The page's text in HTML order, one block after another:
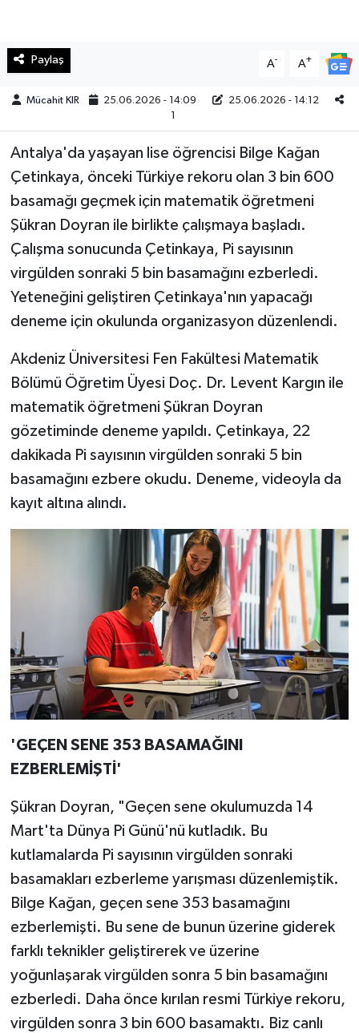
Paylaş A- A+
Mücahit KIR 25.06.2026 - 14:09
25.06.2026 - 14:12
1
Antalya'da yaşayan lise öğrencisi Bilge Kağan
Çetinkaya, önceki Türkiye rekoru olan 3 bin 600
basamağı geçmek için matematik öğretmeni
Şükran Doyran ile birlikte çalışmaya başladı.
Çalışma sonucunda Çetinkaya, Pi sayısının
virgülden sonraki 5 bin basamağını ezberledi.
Yeteneğini geliştiren Çetinkaya'nın yapacağı
deneme için okulunda organizasyon düzenlendi.
Akdeniz Üniversitesi Fen Fakültesi Matematik
Bölümü Öğretim Üyesi Doç. Dr. Levent Kargın ile
matematik öğretmeni Şükran Doyran
gözetiminde deneme yapıldı. Çetinkaya, 22
dakikada Pi sayısının virgülden sonraki 5 bin
basamağını ezbere okudu. Deneme, videoyla da
kayıt altına alındı.
'GEÇEN SENE 353 BASAMAĞINI
EZBERLEMİŞTİ'
Şükran Doyran, "Geçen sene okulumuzda 14
Mart'ta Dünya Pi Günü'nü kutladık. Bu
kutlamalarda Pi sayısının virgülden sonraki
basamakları ezberleme yarışması düzenlemiştik.
Bilge Kağan, geçen sene 353 basamağını
ezberlemişti. Bu sene de bunun üzerine giderek
farklı teknikler geliştirerek ve üzerine
yoğunlaşarak virgülden sonra 5 bin basamağını
ezberledi. Daha önce kırılan resmi Türkiye rekoru,
virgülden sonra 3 bin 600 basamaktı. Biz canlı
Teknoloji
KAHRAMANMARAŞ